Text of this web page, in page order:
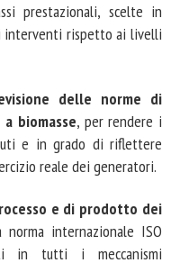
prestazionali, scelte in
interventi rispetto ai livelli
delle norme di
biomasse, per rendere i
e in grado di riflettere
reale dei generatori.
e di prodotto dei
norma internazionale ISO
in tutti i meccanismi